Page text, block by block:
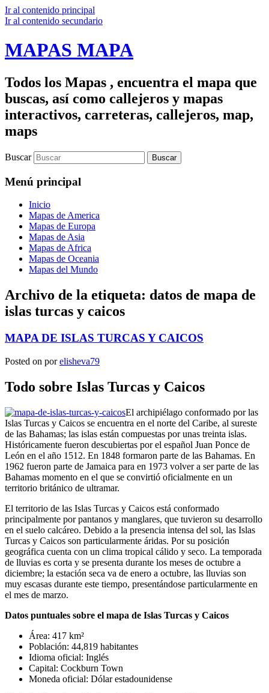
Ir al contenido principal
Ir al contenido secundario
MAPAS MAPA
Todos los Mapas , encuentra el mapa que
buscas, así como callejeros y mapas
interactivos, carreteras, callejeros, map,
maps
Buscar
Menú principal
Inicio
Mapas de America
Mapas de Europa
Mapas de Asia
Mapas de Africa
Mapas de Oceania
Mapas del Mundo
Archivo de la etiqueta: datos de mapa de
islas turcas y caicos
MAPA DE ISLAS TURCAS Y CAICOS
Posted on porelisheva79
Todo sobre Islas Turcas y Caicos
El archipiélago conformado por las
Islas Turcas y Caicos se encuentra en el norte del Caribe, al sureste
de las Bahamas; las islas están compuestas por unas treinta islas.
Históricamente fueron descubiertas por el español Juan Ponce de
León en el año 1512. En 1848 formaron parte de las Bahamas. En
1962 fueron parte de Jamaica para en 1973 volver a ser parte de las
Bahamas momento en el que se convirtió oficialmente en un
territorio británico de ultramar.
El territorio de las Islas Turcas y Caicos está conformado
principalmente por pantanos y manglares, que tuvieron su desarrollo
en el suelo calcáreo. Debido a la presencia intensa del sol, las Islas
Turcas y Caicos son particularmente áridas. Por su posición
geográfica cuenta con un clima tropical cálido y seco. La temporada
de lluvias es corta y se presenta durante los meses de octubre a
diciembre; la estación seca va de enero a octubre, las lluvias son
muy escasas durante este tiempo, presentándose particularmente en
el mes de marzo.
Datos puntuales sobre el mapa de Islas Turcas y Caicos
Área: 417 km²
Población: 44,819 habitantes
Idioma oficial: Inglés
Capital: Cockburn Town
Moneda oficial: Dólar estadounidense